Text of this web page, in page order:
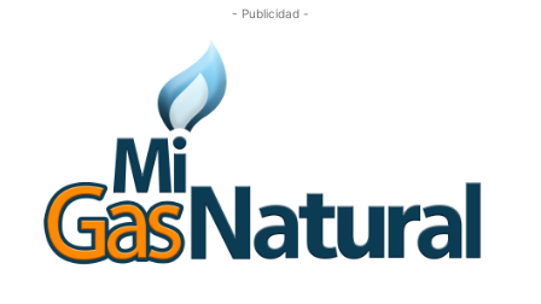
- Publicidad -